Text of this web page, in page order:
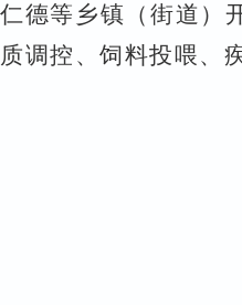
仁德等乡镇（街道）
质调控、饲料投喂、